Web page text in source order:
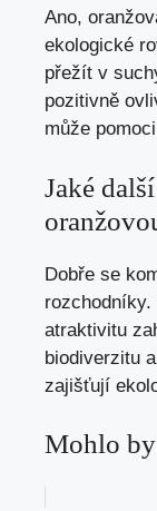
Ano,
ekologické
přežít v
pozitivně
může
Jaké
Dobře se
atraktivitu
biodiverzitu
zajišťují
Mohlo